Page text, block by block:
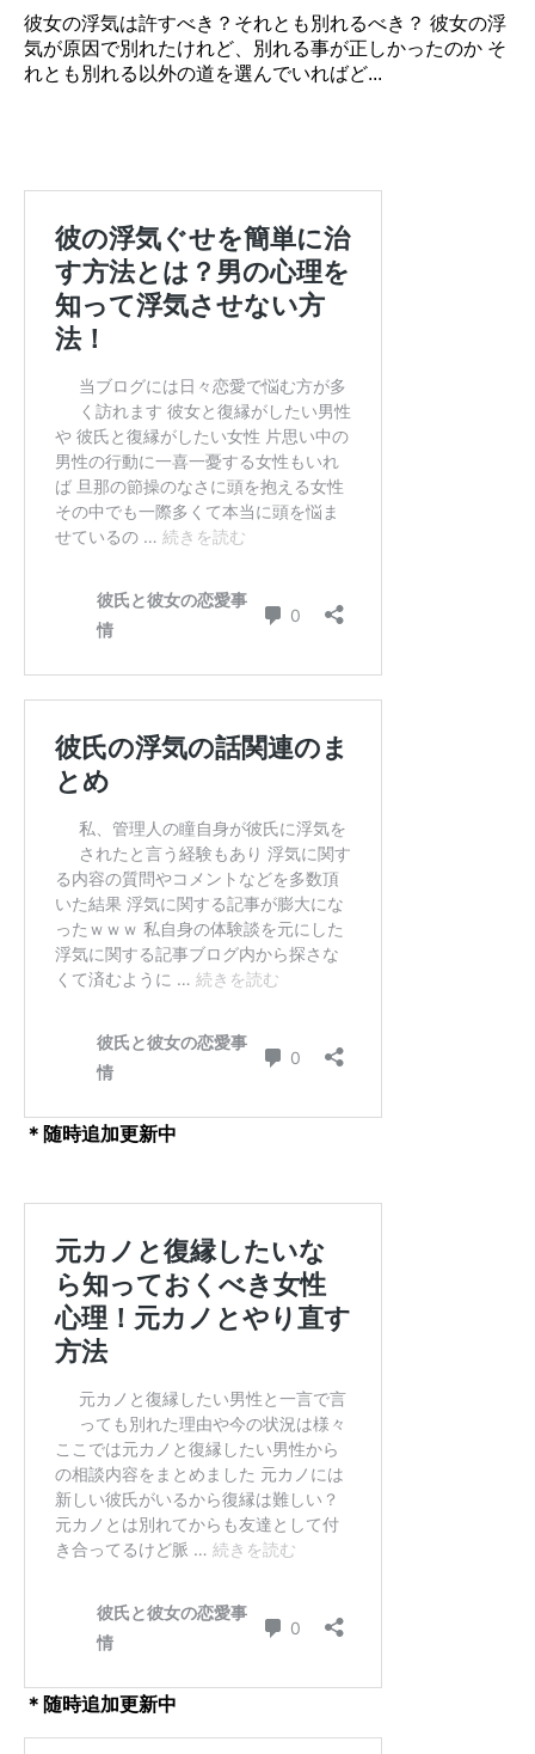
彼女の浮気は許すべき？それとも別れるべき？ 彼女の浮
気が原因で別れたけれど、別れる事が正しかったのか そ
れとも別れる以外の道を選んでいればど...
＊随時追加更新中
＊随時追加更新中